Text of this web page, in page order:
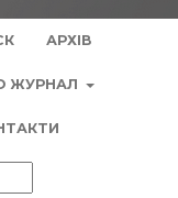
АРХІВ
ЖУРНАЛ